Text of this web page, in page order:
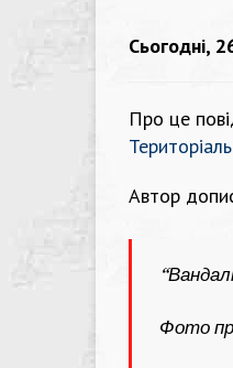
Сьогодні,
Про це
Автор
Фото